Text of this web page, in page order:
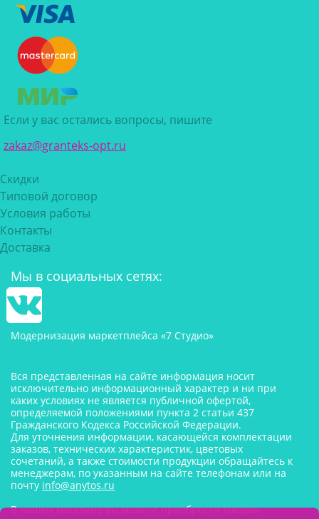
Если у вас остались вопросы, пишите
zakaz@granteks-opt.ru
Скидки
Типовой договор
Условия работы
Контакты
Доставка
Мы в социальных сетях:
Модернизация маркетплейса «7 Студио»
Вся представленная на сайте информация носит
исключительно информационный характер и ни при
каких условиях не является публичной офертой,
определяемой положениями пункта 2 статьи 437
Гражданского Кодекса Российской Федерации.
Для уточнения информации, касающейся комплектации
заказов, технических характеристик, цветовых
сочетаний, а также стоимости продукции обращайтесь к
менеджерам, по указанным на сайте телефонам или на
почту info@anytos.ru
В нашем магазине вы можете приобрести товары